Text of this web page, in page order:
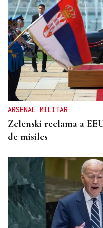
ARSENAL MILITAR
Zelenski reclama a
de misiles